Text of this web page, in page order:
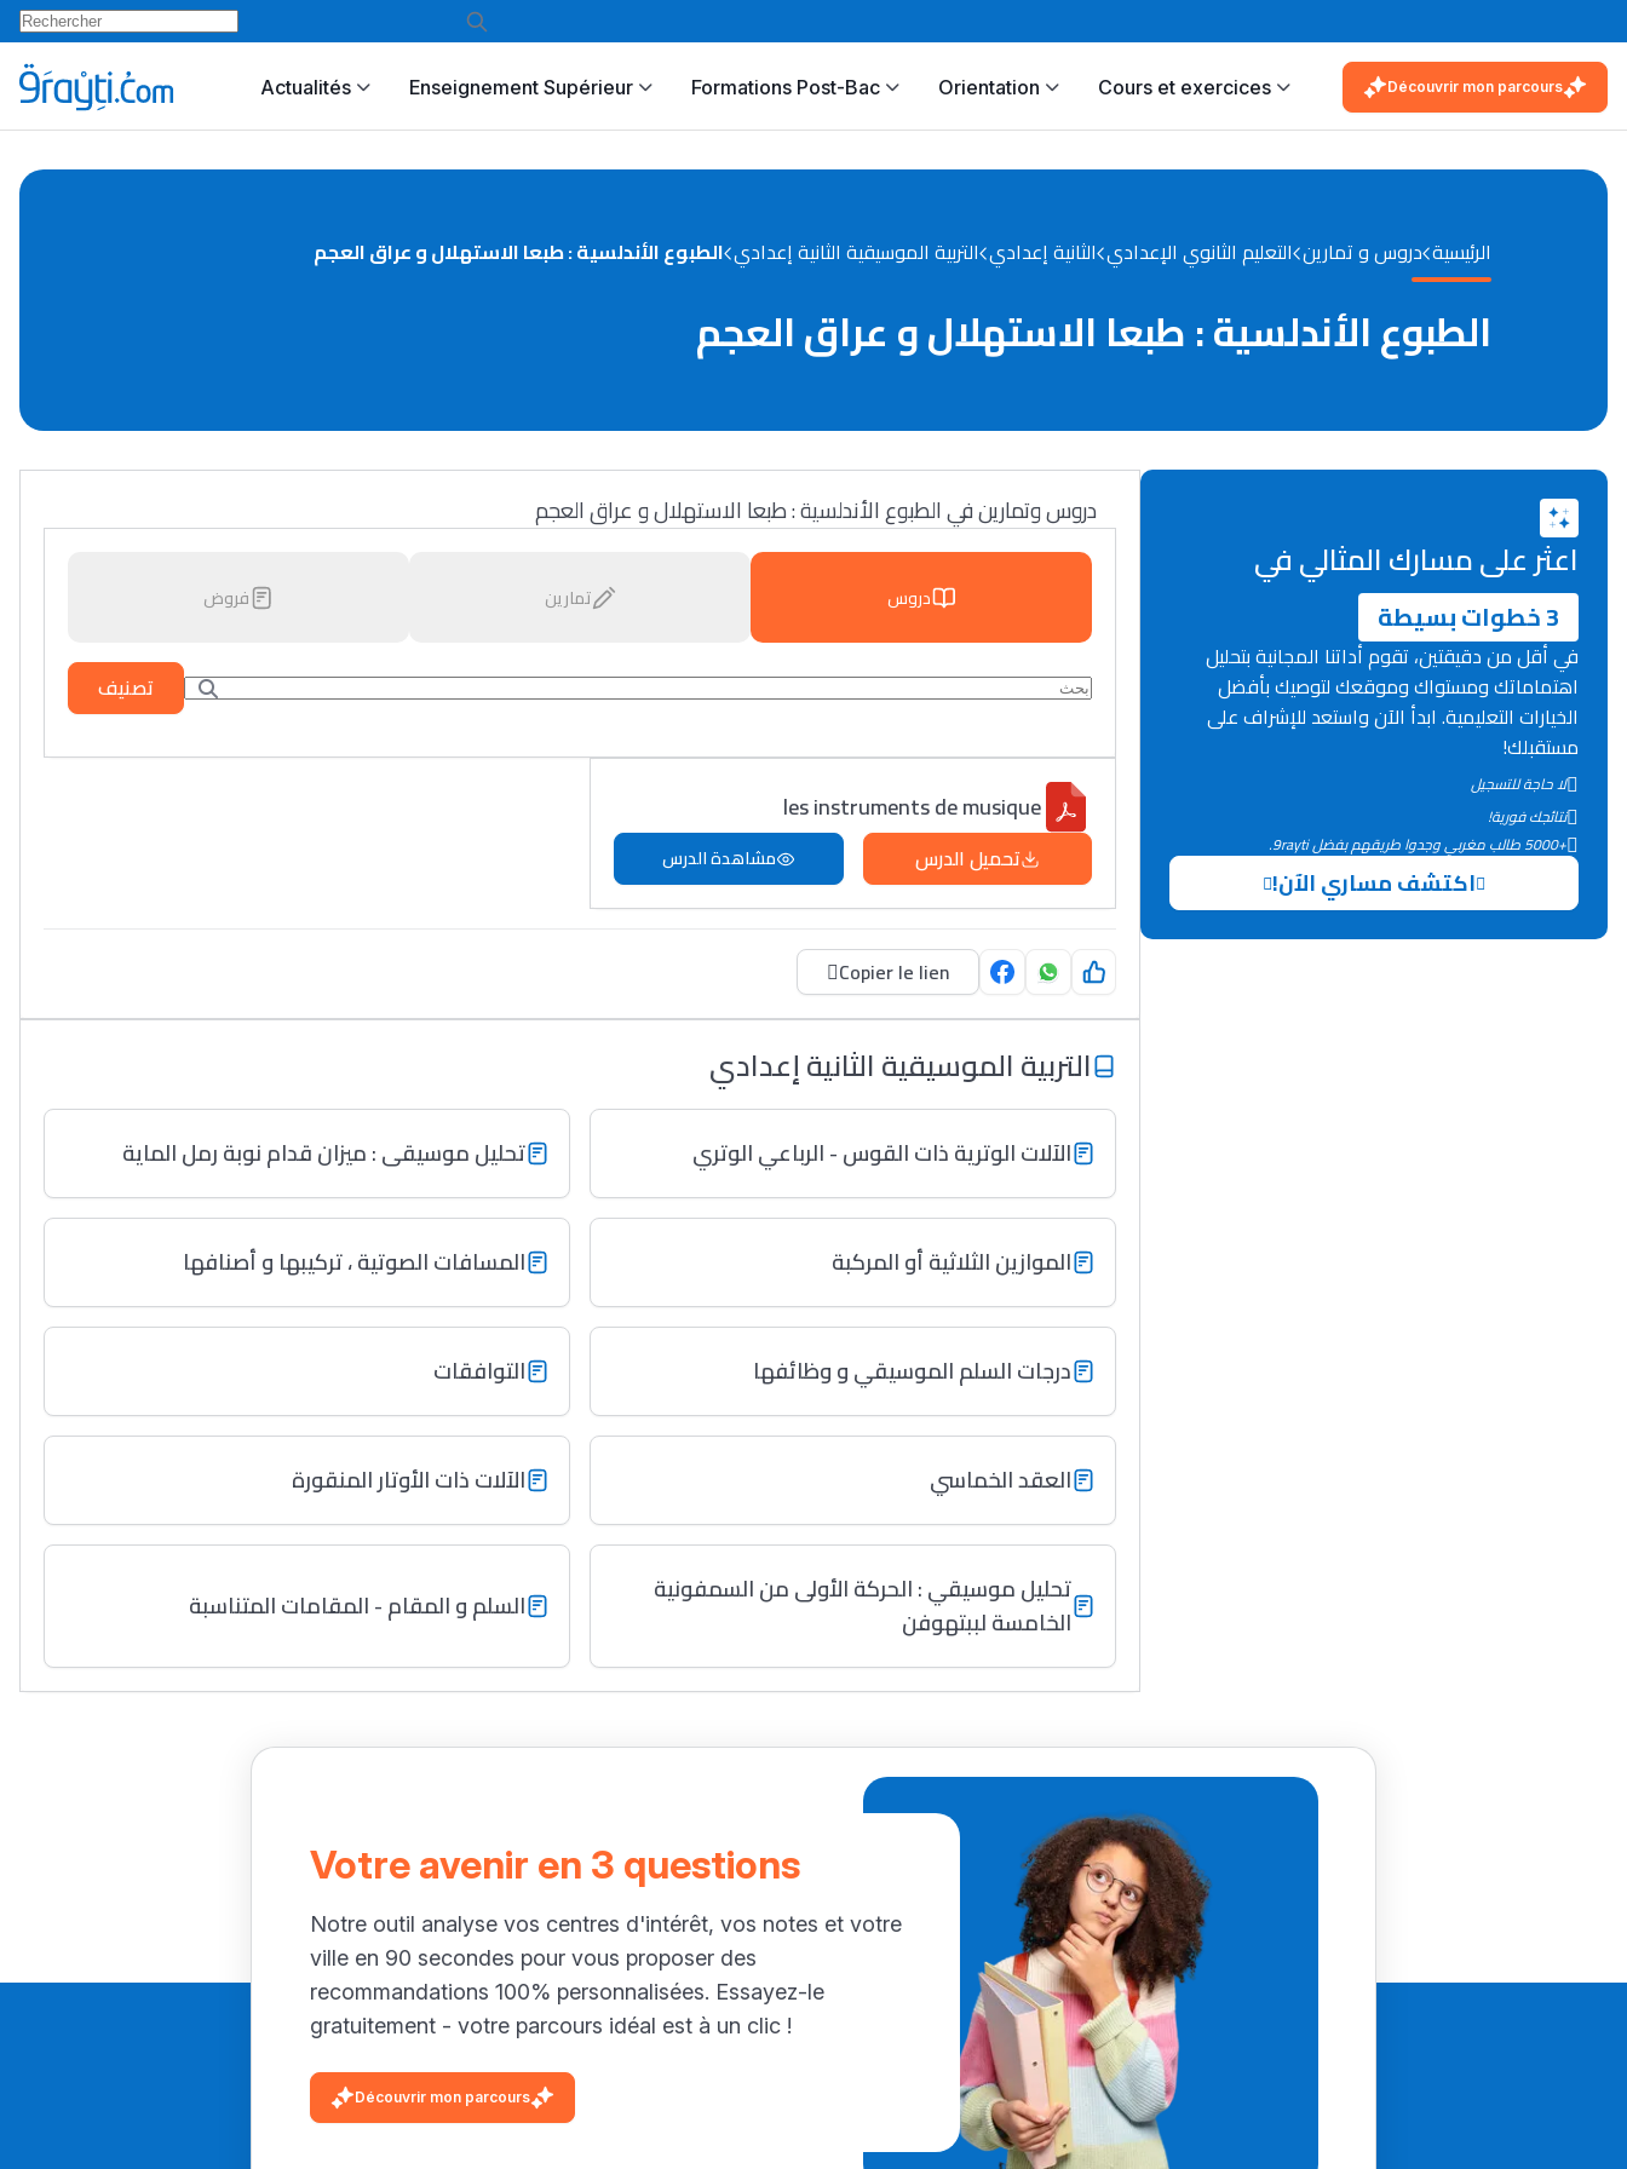
Actualités Enseignement Supérieur Formations Post-Bac Orientation Cours et exercices Découvrir mon parcours
الرئيسية دروس و تمارين التعليم الثانوي الإعدادي الثانية إعدادي التربية الموسيقية الثانية إعدادي الطبوع الأندلسية : طبعا الاستهلال و عراق العجم
الطبوع الأندلسية : طبعا الاستهلال و عراق العجم
دروس وتمارين في الطبوع الأندلسية : طبعا الاستهلال و عراق العجم
دروس تمارين فروض
تصنيف
les instruments de musique
تحميل الدرس مشاهدة الدرس
Copier le lien
التربية الموسيقية الثانية إعدادي
الآلات الوترية ذات القوس - الرباعي الوتري تحليل موسيقى : ميزان قدام نوبة رمل الماية
الموازين الثلاثية أو المركبة المسافات الصوتية ، تركيبها و أصنافها
درجات السلم الموسيقي و وظائفها التوافقات
العقد الخماسي الآلات ذات الأوتار المنقورة
تحليل موسيقي : الحركة الأولى من السمفونية
الخامسة لببتهوفن
السلم و المقام - المقامات المتناسبة
اعثر على مسارك المثالي في
3 خطوات بسيطة
في أقل من دقيقتين، تقوم أداتنا المجانية بتحليل
اهتماماتك ومستواك وموقعك لتوصيك بأفضل
الخيارات التعليمية. ابدأ الآن واستعد للإشراف على
مستقبلك!
لا حاجة للتسجيل
نتائجك فورية!
+5000 طالب مغربي وجدوا طريقهم بفضل 9rayti.
اكتشف مساري الآن!
Votre avenir en 3 questions
Notre outil analyse vos centres d'intérêt, vos notes et votre
ville en 90 secondes pour vous proposer des
recommandations 100% personnalisées. Essayez-le
gratuitement - votre parcours idéal est à un clic !
Découvrir mon parcours